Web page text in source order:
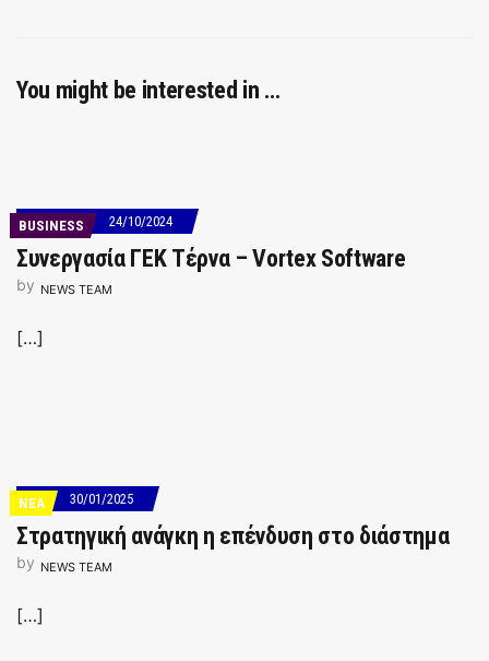
You might be interested in …
BUSINESS 24/10/2024
Συνεργασία ΓΕΚ Τέρνα – Vortex Software
by NEWS TEAM
[…]
ΝΕΑ 30/01/2025
Στρατηγική ανάγκη η επένδυση στο διάστημα
by NEWS TEAM
[…]